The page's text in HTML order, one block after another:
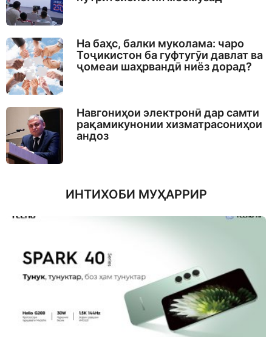
На баҳс, балки муколама: чаро
Тоҷикистон ба гуфтугӯи давлат ва
ҷомеаи шаҳрвандӣ ниёз дорад?
Навгониҳои электронӣ дар самти
рақамикунонии хизматрасониҳои
андоз
ИНТИХОБИ МУҲАРРИР